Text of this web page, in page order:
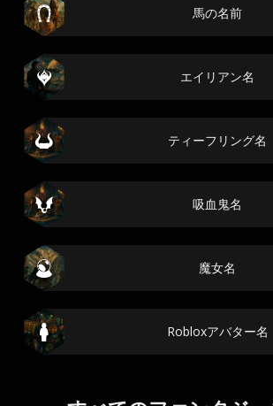
馬の名前
エイリアン名
ティーフリング名
吸血鬼名
魔女名
Robloxアバター名